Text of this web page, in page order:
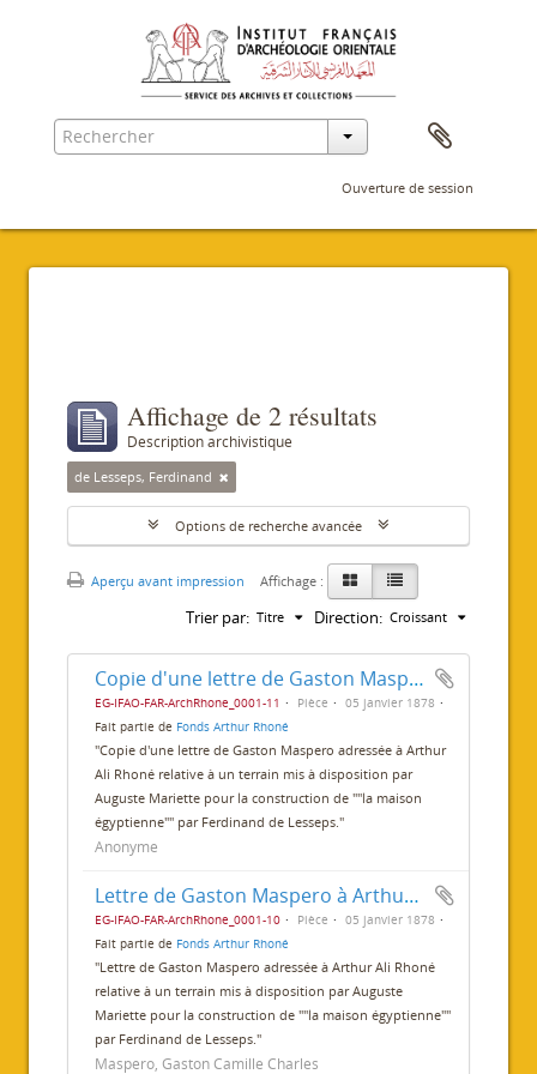
Ouverture de session
Affichage de 2 résultats
Description archivistique
de Lesseps, Ferdinand
Options de recherche avancée
Aperçu avant impression Affichage :
Trier par: Titre Direction: Croissant
Copie d'une lettre de Gaston Maspero à Arthur Ali Rhoné
EG-IFAO-FAR-ArchRhone_0001-11 Pièce
05 janvier 1878
Fait partie de Fonds Arthur Rhoné
"Copie d'une lettre de Gaston Maspero adressée à Arthur
Ali Rhoné relative à un terrain mis à disposition par
Auguste Mariette pour la construction de ""la maison
égyptienne"" par Ferdinand de Lesseps."
Anonyme
Lettre de Gaston Maspero à Arthur Ali Rhoné
EG-IFAO-FAR-ArchRhone_0001-10 Pièce
05 janvier 1878
Fait partie de Fonds Arthur Rhoné
"Lettre de Gaston Maspero adressée à Arthur Ali Rhoné
relative à un terrain mis à disposition par Auguste
Mariette pour la construction de ""la maison égyptienne""
par Ferdinand de Lesseps."
Maspero, Gaston Camille Charles